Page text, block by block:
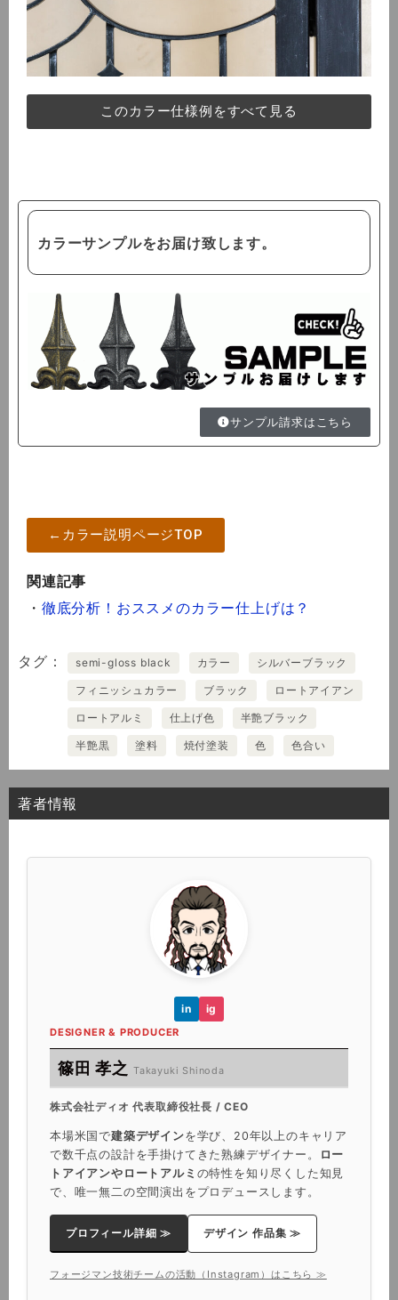
このカラー仕様例をすべて見る
カラーサンプルをお届け致します。
サンプル請求はこちら
←カラー説明ページTOP
関連記事
・ 徹底分析！おススメのカラー仕上げは？
タグ semi-gloss black カラー シルバーブラック
フィニッシュカラー ブラック ロートアイアン
ロートアルミ 仕上げ色 半艶ブラック
半艶黒 塗料 焼付塗装 色 色合い
著者情報
in ig
DESIGNER & PRODUCER
篠田 孝之 Takayuki Shinoda
株式会社ディオ 代表取締役社長 / CEO
本場米国で建築デザインを学び、20年以上のキャリア
で数千点の設計を手掛けてきた熟練デザイナー。
ロー
トアイアンやロートアルミ の特性を知り尽くした知見
で、唯一無二の空間演出をプロデュースします。
プロフィール詳細 ≫ デザイン 作品集 ≫
フォージマン技術チームの活動（Instagram）はこちら ≫